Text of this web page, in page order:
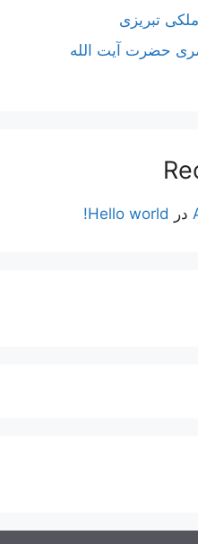
تبریزی
حضرت آیت الله
در Hello world!